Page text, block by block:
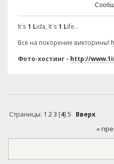
It`s 1 Lida, It`s 1 Life...
Все на покорение викторины!
Фото-хостинг - http://
Страницы: 1 2 3 [4] 5
Вверх
«